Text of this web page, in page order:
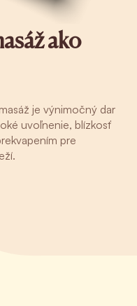
ako
je výnimočný dar
uvoľnenie, blízkosť
pre